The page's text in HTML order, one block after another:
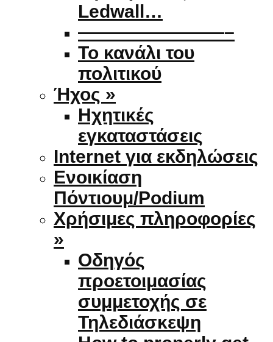
Ledwall…
————————–
Το κανάλι του
πολιτικού
Ήχος »
Ηχητικές
εγκαταστάσεις
Internet για εκδηλώσεις
Ενοικίαση
Πόντιουμ/Podium
Χρήσιμες πληροφορίες
»
Οδηγός
προετοιμασίας
συμμετοχής σε
Τηλεδιάσκεψη